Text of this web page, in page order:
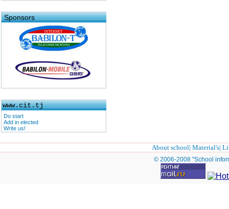
Sponsors
www.cit.tj
Do start
Add in elected
Write us!
About school| Material's|
© 2006-2008 "School